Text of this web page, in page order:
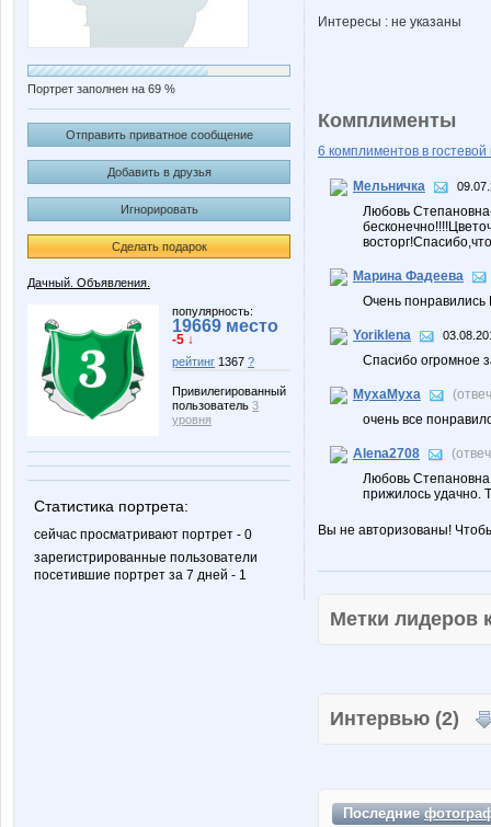
Портрет заполнен на 69 %
Отправить приватное сообщение
Добавить в друзья
Игнорировать
Сделать подарок
Дачный. Объявления.
популярность:
19669 место
-5 ↓
рейтинг 1367 ?
Привилегированный
пользователь 3
уровня
Статистика портрета:
сейчас просматривают портрет - 0
зарегистрированные пользователи
посетившие портрет за 7 дней - 1
Интересы : не указаны
Комплименты
6 комплиментов в гостевой
Мельничка
Любовь
Марина Фадеева
Очень понравились
Yoriklena
Спасибо огромное
MyxaMyxa
очень все
Alena2708
Любовь
прижилось удачно.
Вы не авторизованы!
Метки
Интервью (2)
Последние